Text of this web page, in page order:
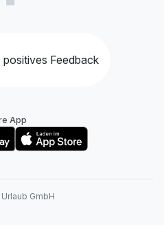
positives Feedback
App
GmbH